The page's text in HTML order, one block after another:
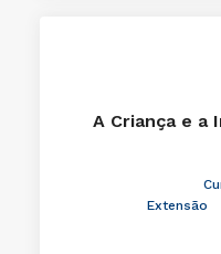
A Criança e a
Extensão